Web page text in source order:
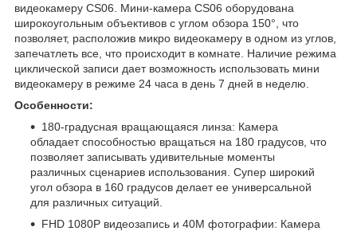
видеокамеру CS06. Мини-камера CS06 оборудована
широкоугольным объективов с углом обзора 150°, что
позволяет, расположив микро видеокамеру в одном из углов,
запечатлеть все, что происходит в комнате. Наличие режима
циклической записи дает возможность использовать мини
видеокамеру в режиме 24 часа в день 7 дней в неделю.
Особенности:
180-градусная вращающаяся линза: Камера
обладает способностью вращаться на 180 градусов, что
позволяет записывать удивительные моменты
различных сценариев использования. Супер широкий
угол обзора в 160 градусов делает ее универсальной
для различных ситуаций.
FHD 1080P видеозапись и 40M фотографии: Камера